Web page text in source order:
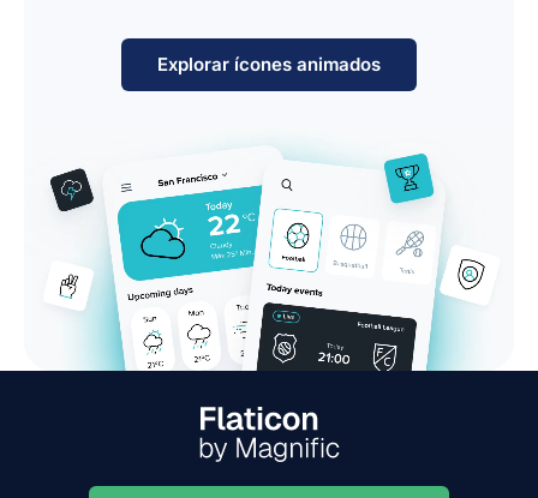
Explorar ícones animados